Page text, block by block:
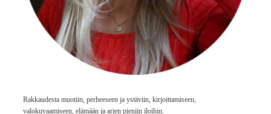
Rakkaudesta muotiin, perheeseen ja ystäviin, kirjoittamiseen,
valokuvaamiseen, elämään ja arjen pieniin iloihin.